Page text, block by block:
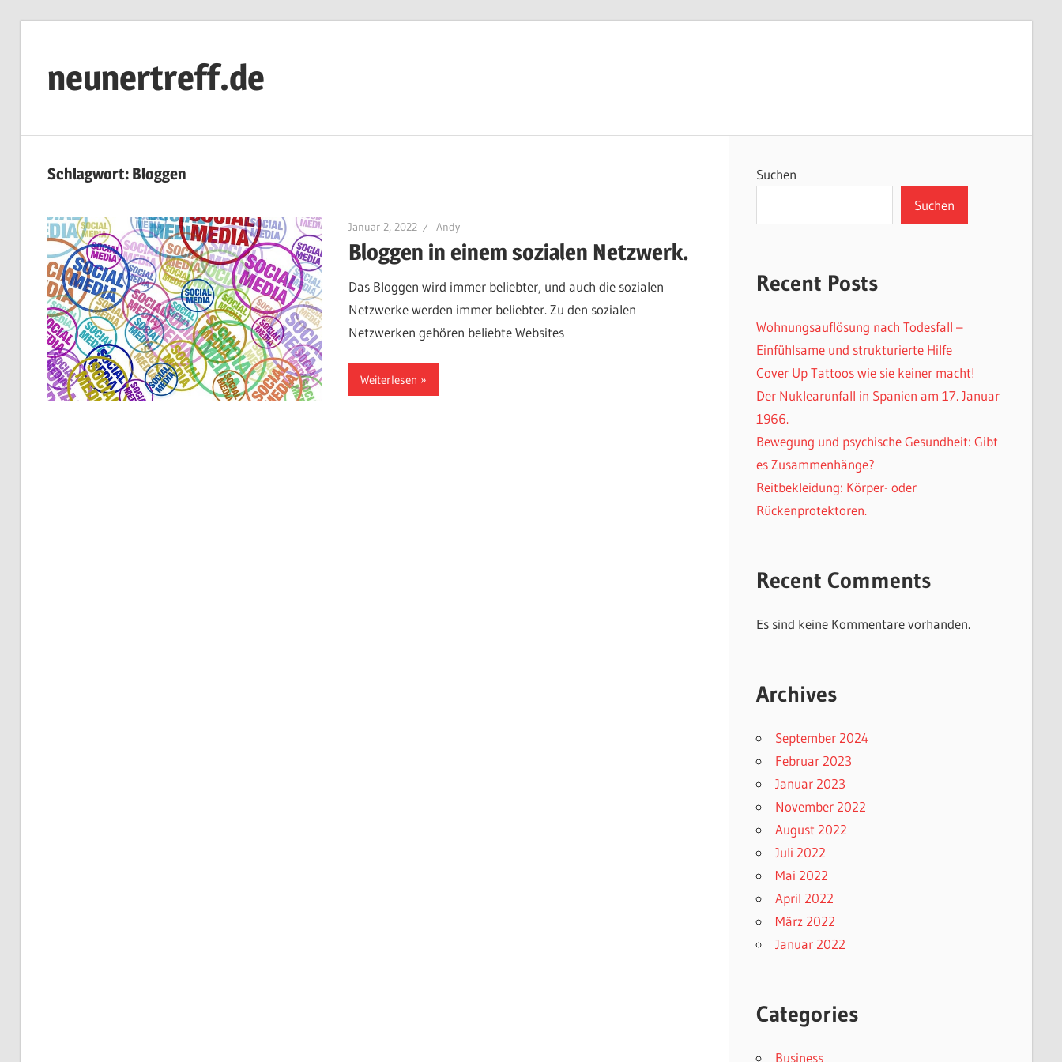
springenneunertreff.de
Schlagwort: Bloggen
Januar 2, 2022 Andy
Bloggen in einem sozialen Netzwerk.
Das Bloggen wird immer beliebter, und auch die sozialen
Netzwerke werden immer beliebter. Zu den sozialen
Netzwerken gehören beliebte Websites
Weiterlesen
Suchen
Suchen
Recent Posts
Wohnungsauflösung nach Todesfall –
Einfühlsame und strukturierte Hilfe
Cover Up Tattoos wie sie keiner macht!
Der Nuklearunfall in Spanien am 17. Januar
1966.
Bewegung und psychische Gesundheit: Gibt
es Zusammenhänge?
Reitbekleidung: Körper- oder
Rückenprotektoren.
Recent Comments
Es sind keine Kommentare vorhanden.
Archives
September 2024
Februar 2023
Januar 2023
November 2022
August 2022
Juli 2022
Mai 2022
April 2022
März 2022
Januar 2022
Categories
Business